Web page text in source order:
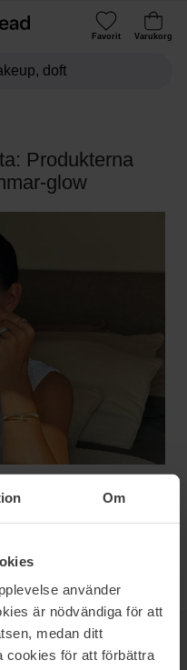
Om
använder
är nödvändiga för att
medan ditt
cookies för att förbättra
Favorit Varukorg
Produkterna
glow
TO KNOW